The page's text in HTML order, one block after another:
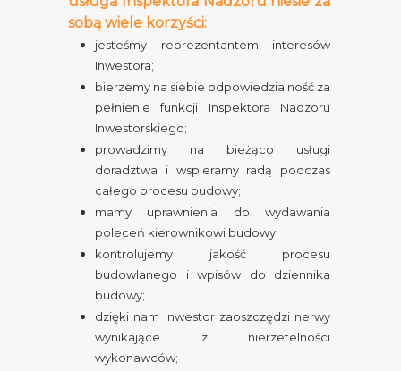
sobą wiele korzyści:
jesteśmy reprezentantem interesów
Inwestora;
bierzemy na siebie odpowiedzialność za
pełnienie funkcji Inspektora Nadzoru
Inwestorskiego;
prowadzimy na bieżąco usługi
doradztwa i wspieramy radą podczas
całego procesu budowy;
mamy uprawnienia do wydawania
poleceń kierownikowi budowy;
kontrolujemy jakość procesu
budowlanego i wpisów do dziennika
budowy;
dzięki nam Inwestor zaoszczędzi nerwy
wynikające z nierzetelności
wykonawców;